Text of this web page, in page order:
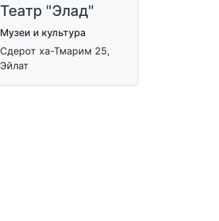
Театр "Элад"
Музеи и культура
Сдерот ха-Тмарим 25,
Эйлат